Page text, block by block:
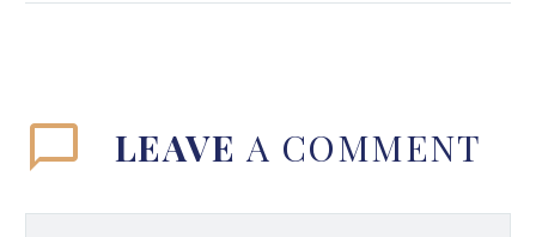
LEAVE A COMMENT